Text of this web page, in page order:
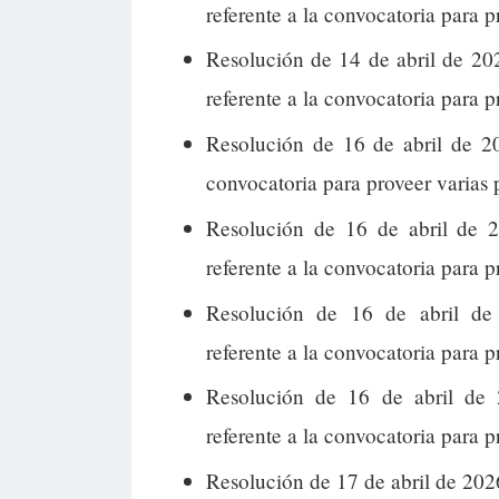
referente a la convocatoria para
Resolución de 14 de abril de
referente a la convocatoria para
Resolución de 16 de abril de
convocatoria para proveer varias
Resolución de 16 de abril de
referente a la convocatoria para
Resolución de 16 de abril
referente a la convocatoria para
Resolución de 16 de abril de
referente a la convocatoria para
Resolución de 17 de abril de